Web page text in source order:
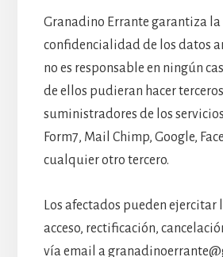
Granadino Errante garantiza la
confidencialidad de los datos
no es responsable en ningún
de ellos pudieran hacer
suministradores de los
Form7, Mail Chimp, Google,
cualquier otro tercero.
Los afectados pueden ejercitar
acceso, rectificación,
vía email a